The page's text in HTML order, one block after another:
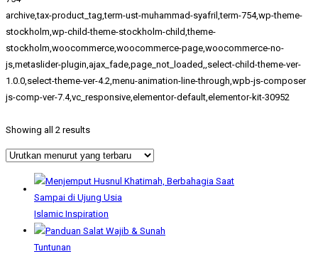
archive,tax-product_tag,term-ust-muhammad-syafril,term-754,wp-theme-
stockholm,wp-child-theme-stockholm-child,theme-
stockholm,woocommerce,woocommerce-page,woocommerce-no-
js,metaslider-plugin,ajax_fade,page_not_loaded,,select-child-theme-ver-
1.0.0,select-theme-ver-4.2,menu-animation-line-through,wpb-js-composer
js-comp-ver-7.4,vc_responsive,elementor-default,elementor-kit-30952
Showing all 2 results
Islamic Inspiration
Tuntunan